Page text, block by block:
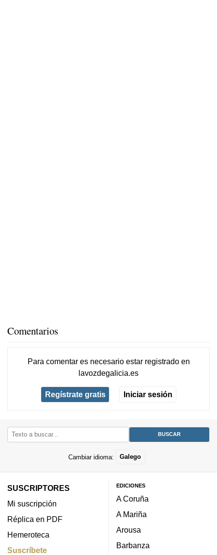
Comentarios
Para comentar es necesario estar registradoen
lavozdegalicia.es
Regístrate gratis Iniciar sesión
Cambiar idioma: Galego
SUSCRIPTORES
Mi suscripción
Réplica en PDF
Hemeroteca
Suscríbete
EDICIONES
A Coruña
A Mariña
Arousa
Barbanza